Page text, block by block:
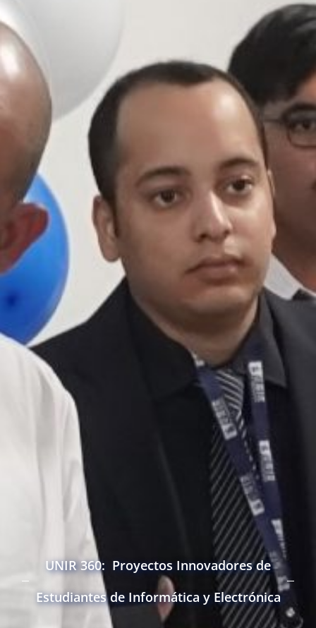
UNIR 360: Proyectos Innovadores de
Estudiantes de Informática y Electrónica